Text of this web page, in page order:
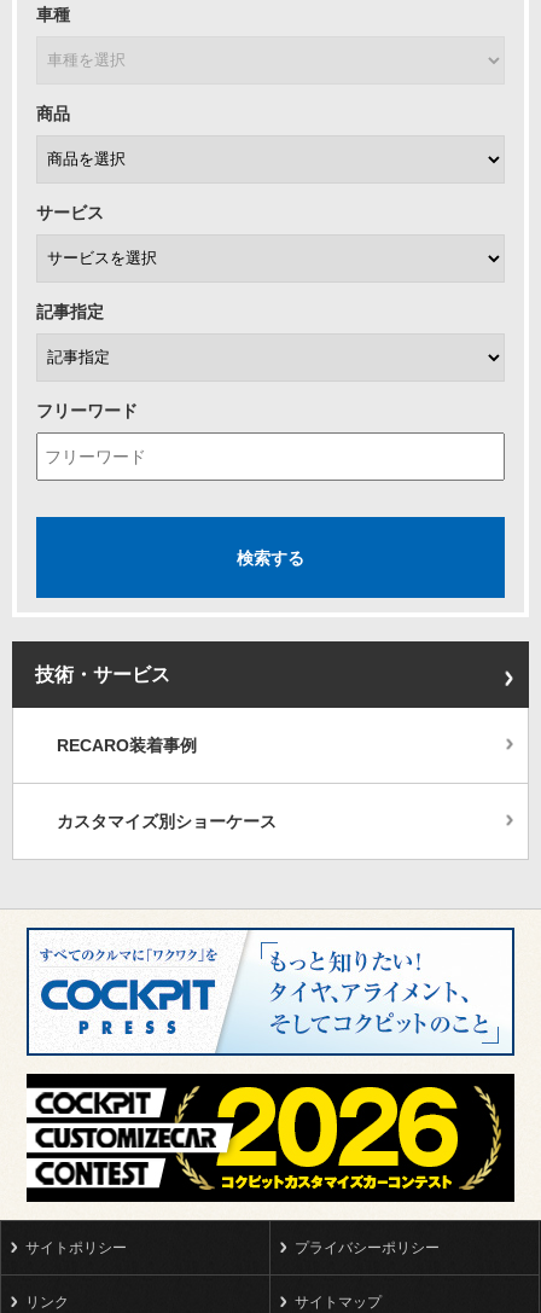
車種
商品
サービス
記事指定
フリーワード
技術・サービス
RECARO装着事例
カスタマイズ別ショーケース
サイトポリシー プライバシーポリシー
リンク サイトマップ